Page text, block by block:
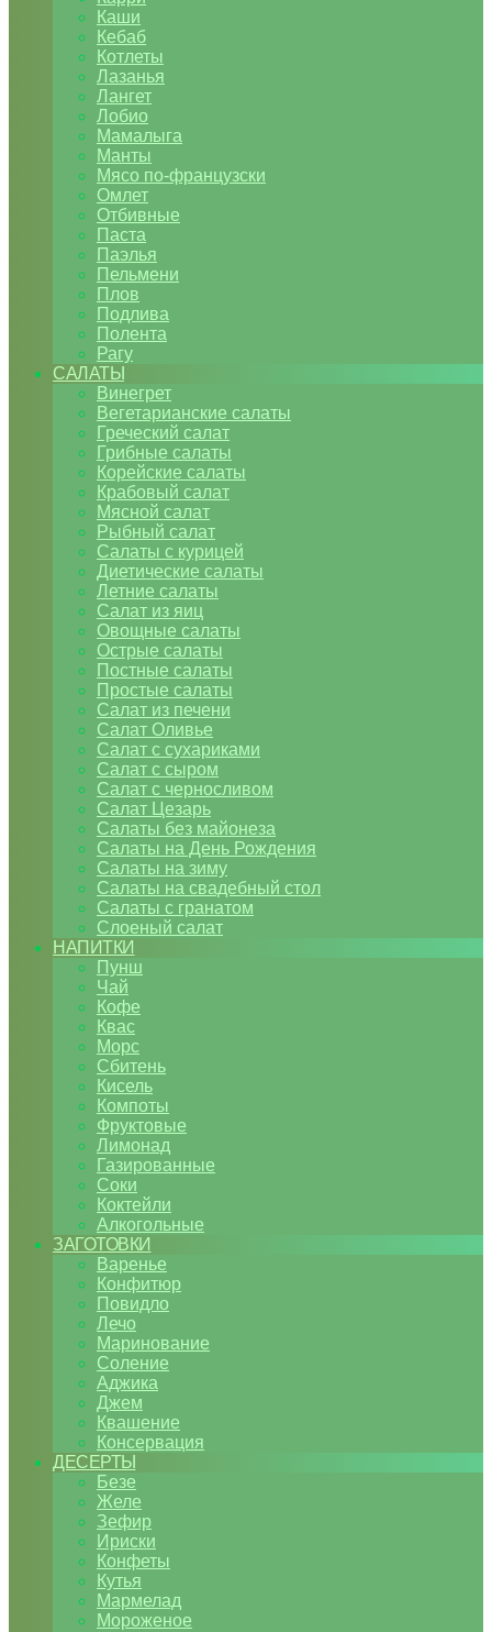
Каши
Кебаб
Котлеты
Лазанья
Лангет
Лобио
Мамалыга
Манты
Мясо по-французски
Омлет
Отбивные
Паста
Паэлья
Пельмени
Плов
Подлива
Полента
Рагу
САЛАТЫ
Винегрет
Вегетарианские салаты
Греческий салат
Грибные салаты
Корейские салаты
Крабовый салат
Мясной салат
Рыбный салат
Салаты с курицей
Диетические салаты
Летние салаты
Салат из яиц
Овощные салаты
Острые салаты
Постные салаты
Простые салаты
Салат из печени
Салат Оливье
Салат с сухариками
Салат с сыром
Салат с черносливом
Салат Цезарь
Салаты без майонеза
Салаты на День Рождения
Салаты на зиму
Салаты на свадебный стол
Салаты с гранатом
Слоеный салат
НАПИТКИ
Пунш
Чай
Кофе
Квас
Морс
Сбитень
Кисель
Компоты
Фруктовые
Лимонад
Газированные
Соки
Коктейли
Алкогольные
ЗАГОТОВКИ
Варенье
Конфитюр
Повидло
Лечо
Маринование
Соление
Аджика
Джем
Квашение
Консервация
ДЕСЕРТЫ
Безе
Желе
Зефир
Ириски
Конфеты
Кутья
Мармелад
Мороженое